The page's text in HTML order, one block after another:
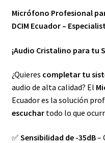
Micrófono Profesional
DCIM Ecuador –
¡Audio Cristalino para tu
¿Quieres completar tu
audio de alta calidad? El
Ecuador es la solución
escuchartodo lo que
✅ Sensibilidad de -35dB–